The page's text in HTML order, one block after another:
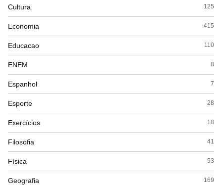
Cultura 125
Economia 415
Educacao 110
ENEM 8
Espanhol 7
Esporte 28
Exercícios 18
Filosofia 41
Física 53
Geografia 169